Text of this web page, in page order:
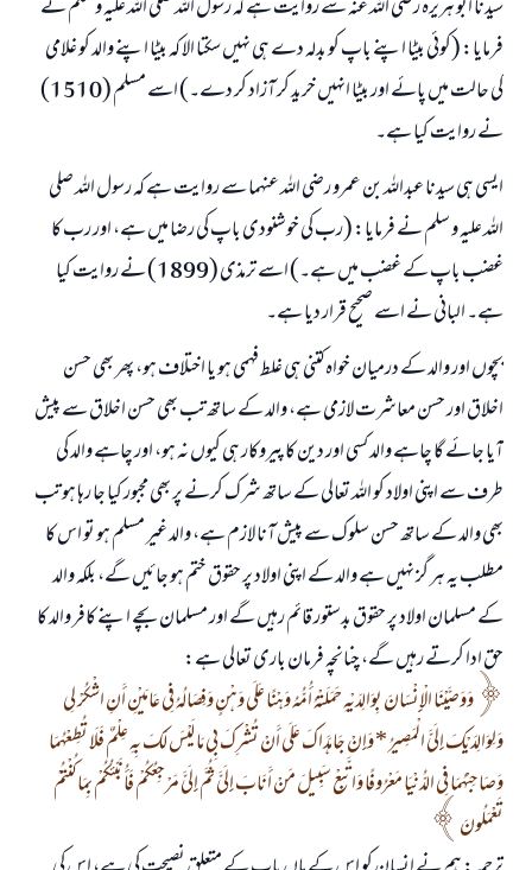
سیدنا ابو ہریرہ رضی اللہ عنہ سے روایت ہے کہ رسول اللہ صلی اللہ علیہ و سلم نے
فرمایا: (کوئی بیٹا اپنے باپ کو بدلہ دے ہی نہیں سکتا الا کہ بیٹا اپنے والد کو غلامی
کی حالت میں پائے اور بیٹا انہیں خرید کر آزاد کر دے۔) اسے مسلم (1510)
نے روایت کیا ہے۔
ایسی ہی سیدنا عبداللہ بن عمرو رضی اللہ عنہما سے روایت ہے کہ رسول اللہ صلی
اللہ علیہ و سلم نے فرمایا: (رب کی خوشنودی باپ کی رضا میں ہے، اور رب کا
غضب باپ کے غضب میں ہے۔) اسے ترمذی (1899) نے روایت کیا
ہے۔ البانی نے اسے صحیح قرار دیا ہے۔
بچوں اور والد کے درمیان خواہ کتنی ہی غلط فہمی ہو یا اختلاف ہو، پھر بھی حسن
اخلاق اور حسن معاشرت لازمی ہے، والد کے ساتھ تب بھی حسن اخلاق سے پیش
آیا جائے گا چاہے والد کسی اور دین کا پیروکار ہی کیوں نہ ہو، اور چاہے والد کی
طرف سے اپنی اولاد کو اللہ تعالی کے ساتھ شرک کرنے پر بھی مجبور کیا جا رہا ہو تب
بھی والد کے ساتھ حسن سلوک سے پیش آنا لازم ہے، والد غیر مسلم ہو تو اس کا
مطلب یہ ہر گز نہیں ہے والد کے اپنی اولاد پر حقوق ختم ہو جائیں گے، بلکہ والد
کے مسلمان اولاد پر حقوق بدستور قائم رہیں گے اور مسلمان بچے اپنے کافر والد کا
حق ادا کرتے رہیں گے، چنانچہ فرمان باری تعالی ہے:
وَوَصَّيْنَا الْإِنْسَانَ بِوَالِدَيْهِ حَمَلَتْهُ أُمُّهُ وَهْنًا عَلَى وَهْنٍ وَفِصَالُهُ فِي عَامَيْنِ أَنِ اشْكُرْ لِي
وَلِوَالِدَيْكَ إِلَيَّ الْمَصِيرُ * وَإِنْ جَاهَدَاكَ عَلَى أَنْ تُشْرِكَ بِي مَا لَيْسَ لَكَ بِهِ عِلْمٌ فَلَا تُطِعْهُمَا
وَصَاحِبْهُمَا فِي الدُّنْيَا مَعْرُوفًا وَاتَّبِعْ سَبِيلَ مَنْ أَنَابَ إِلَيَّ ثُمَّ إِلَيَّ مَرْجِعُكُمْ فَأُنَبِّئُكُمْ بِمَا كُنْتُمْ
تَعْمَلُونَ